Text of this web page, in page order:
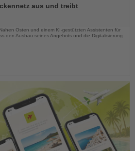
aus und treibt
Osten und einem KI-gestützten Assistenten für
den Ausbau seines Angebots und die Digitalisierung